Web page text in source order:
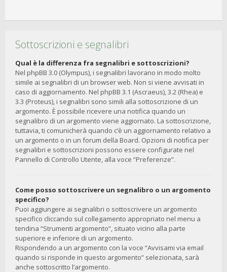
Sottoscrizioni e segnalibri
Qual è la differenza fra segnalibri e sottoscrizioni?
Nel phpBB 3.0 (Olympus), i segnalibri lavorano in modo molto
simile ai segnalibri di un browser web. Non si viene avvisati in
caso di aggiornamento. Nel phpBB 3.1 (Ascraeus), 3.2 (Rhea) e
3.3 (Proteus), i segnalibri sono simili alla sottoscrizione di un
argomento. È possibile ricevere una notifica quando un
segnalibro di un argomento viene aggiornato. La sottoscrizione,
tuttavia, ti comunicherà quando c’è un aggiornamento relativo a
un argomento o in un forum della Board. Opzioni di notifica per
segnalibri e sottoscrizioni possono essere configurate nel
Pannello di Controllo Utente, alla voce “Preferenze”.
Come posso sottoscrivere un segnalibro o un argomento
specifico?
Puoi aggiungere ai segnalibri o sottoscrivere un argomento
specifico cliccando sul collegamento appropriato nel menu a
tendina “Strumenti argomento”, situato vicino alla parte
superiore e inferiore di un argomento.
Rispondendo a un argomento con la voce “Avvisami via email
quando si risponde in questo argomento” selezionata, sarà
anche sottoscritto l’argomento.